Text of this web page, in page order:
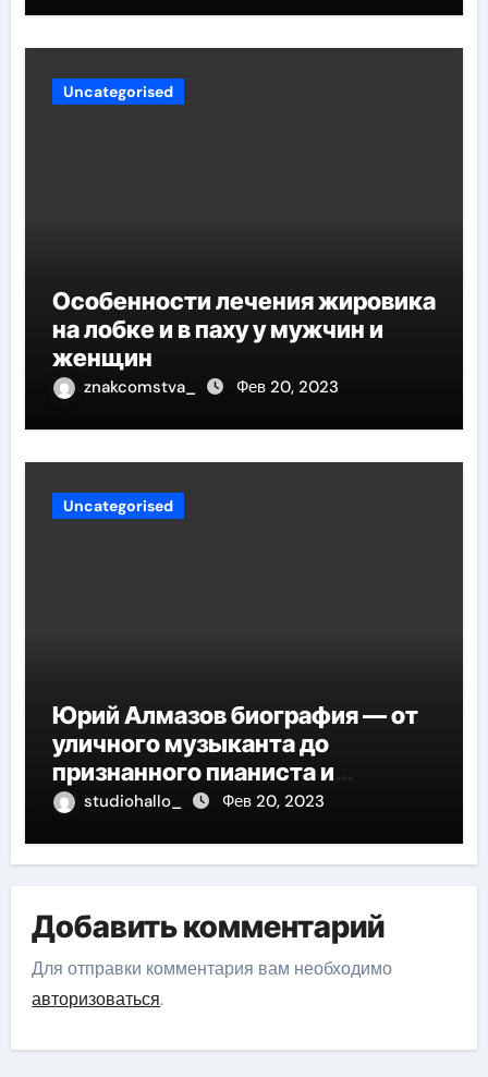
Uncategorised
Особенности лечения жировика
на лобке и в паху у мужчин и
женщин
znakcomstva_ Фев 20, 2023
Uncategorised
Юрий Алмазов биография — от
уличного музыканта до
признанного пианиста и
композитора
studiohallo_ Фев 20, 2023
Добавить комментарий
Для отправки комментария вам необходимо
авторизоваться.